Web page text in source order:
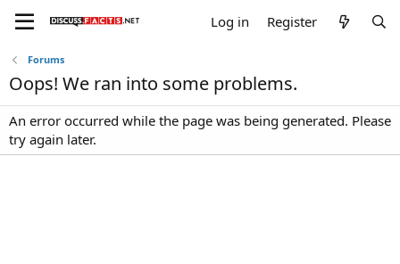
Log in Register
Forums
Oops! We ran into some problems.
An error occurred while the page was being generated. Please
try again later.